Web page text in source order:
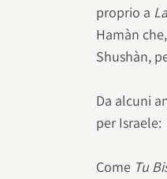
proprio a
Hamàn
Shushàn,
Da alcuni
per Israele:
Come Tu